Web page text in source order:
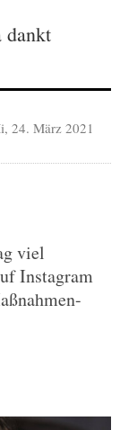
dankt
24. März 2021
viel
Instagram